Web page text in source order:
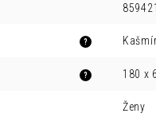
? Kašmír
? 180 x
Ženy